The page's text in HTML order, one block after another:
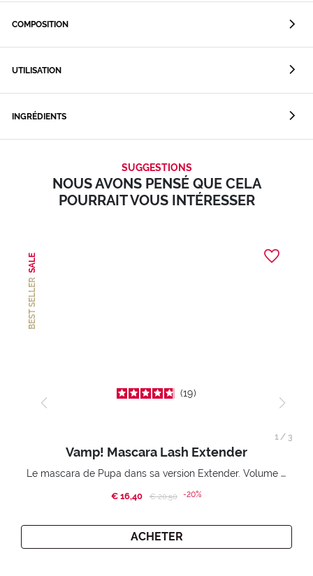
COMPOSITION
UTILISATION
INGRÉDIENTS
SUGGESTIONS
NOUS AVONS PENSÉ QUE CELA
POURRAIT VOUS INTÉRESSER
BEST SELLER
SALE
19
Vamp! Mascara Lash Extender
Le mascara de Pupa dans sa version Extender. Volume extension 3D. Des cils amplifiés et liftés à l’infini.
€ 16,40 Price reduced from
€ 20,50to-20%
ACHETER
1/ 3